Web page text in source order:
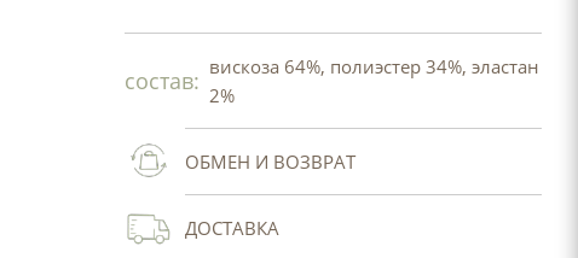
состав: вискоза 64%, полиэстер 34%, эластан
2%
ОБМЕН И ВОЗВРАТ
ДОСТАВКА